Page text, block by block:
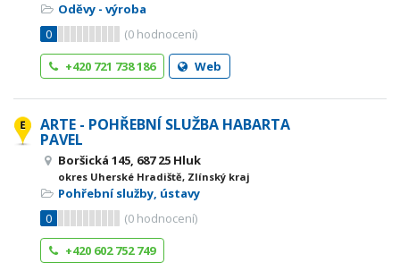
Oděvy - výroba
0
(0 hodnocení)
+420 721 738 186
Web
ARTE - POHŘEBNÍ SLUŽBA HABARTA
PAVEL
Boršická 145, 687 25 Hluk
okres Uherské Hradiště, Zlínský kraj
Pohřební služby, ústavy
0
(0 hodnocení)
+420 602 752 749